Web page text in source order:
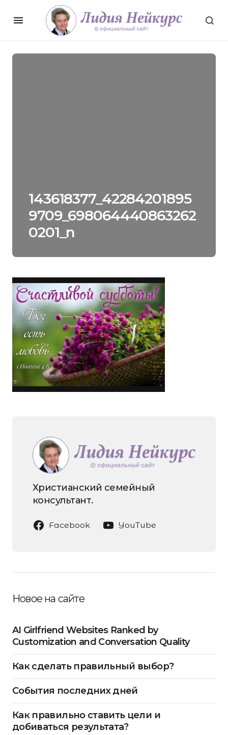
143618377_42284201895
9709_698064440863262
0201_n
Христианский семейный
консультант.
Facebook YouTube
Новое на сайте
AI Girlfriend Websites Ranked by
Customization and Conversation Quality
Как сделать правильный выбор?
События последних дней
Как правильно ставить цели и
добиваться результата?